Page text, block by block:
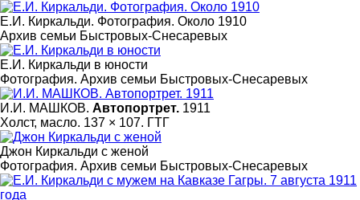
Е.И. Киркальди. Фотография. Около 1910
Архив семьи Быстровых-Снесаревых
Е.И. Киркальди в юности
Фотография. Архив семьи Быстровых-Снесаревых
И.И. МАШКОВ. Автопортрет. 1911
Холст, масло. 137 × 107. ГТГ
Джон Киркальди с женой
Фотография. Архив семьи Быстровых-Снесаревых